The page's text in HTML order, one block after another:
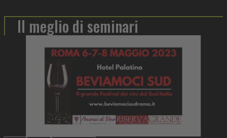
Il meglio di seminari